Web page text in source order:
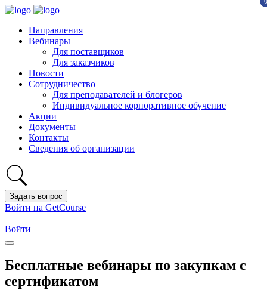
Направления
Вебинары
Для поставщиков
Для заказчиков
Новости
Сотрудничество
Для преподавателей и блогеров
Индивидуальное корпоративное обучение
Акции
Документы
Контакты
Сведения об организации
Задать вопрос
Войти на GetCourse
Войти
Бесплатные вебинары по закупкам с
сертификатом